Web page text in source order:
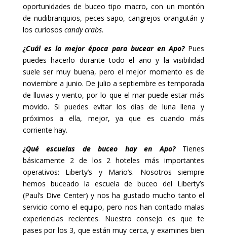
oportunidades de buceo tipo macro, con un montón
de nudibranquios, peces sapo, cangrejos orangután y
los curiosos candy crabs.
¿Cuál es la mejor época para bucear en Apo?Pues
puedes hacerlo durante todo el año y la visibilidad
suele ser muy buena, pero el mejor momento es de
noviembre a junio. De julio a septiembre es temporada
de lluvias y viento, por lo que el mar puede estar más
movido. Si puedes evitar los días de luna llena y
próximos a ella, mejor, ya que es cuando más
corriente hay.
¿Qué escuelas de buceo hay en Apo?Tienes
básicamente 2 de los 2 hoteles más importantes
operativos: Liberty’s y Mario’s. Nosotros siempre
hemos buceado la escuela de buceo del Liberty’s
(Paul’s Dive Center) y nos ha gustado mucho tanto el
servicio como el equipo, pero nos han contado malas
experiencias recientes. Nuestro consejo es que te
pases por los 3, que están muy cerca, y examines bien